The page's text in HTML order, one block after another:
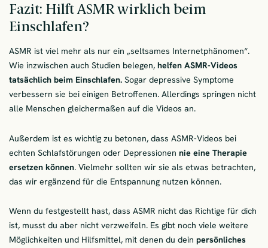
Fazit: Hilft ASMR wirklich beim
Einschlafen?
ASMR ist viel mehr als nur ein „seltsames Internetphänomen“.
Wie inzwischen auch Studien belegen, helfen ASMR-Videos
tatsächlich beim Einschlafen. Sogar depressive Symptome
verbessern sie bei einigen Betroffenen. Allerdings springen nicht
alle Menschen gleichermaßen auf die Videos an.
Außerdem ist es wichtig zu betonen, dass ASMR-Videos bei
echten Schlafstörungen oder Depressionen nie eine Therapie
ersetzen können. Vielmehr sollten wir sie als etwas betrachten,
das wir ergänzend für die Entspannung nutzen können.
Wenn du festgestellt hast, dass ASMR nicht das Richtige für dich
ist, musst du aber nicht verzweifeln. Es gibt noch viele weitere
Möglichkeiten und Hilfsmittel, mit denen du dein persönliches